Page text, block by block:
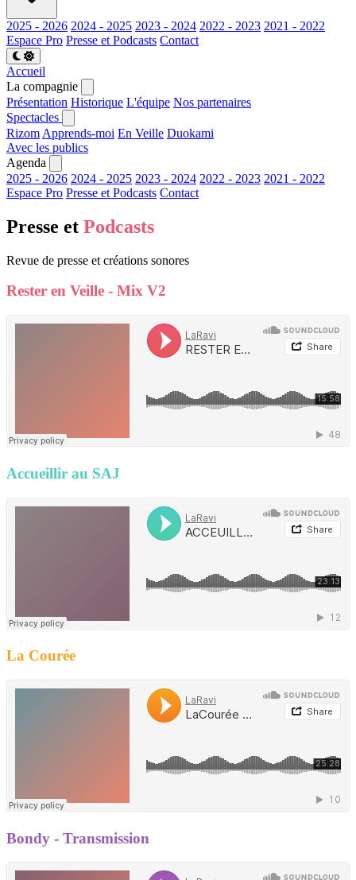
2025 - 2026 2024 - 2025 2023 - 2024 2022 - 2023 2021 - 2022
Espace Pro Presse et Podcasts Contact
Accueil
La compagnie
Présentation Historique L'équipe Nos partenaires
Spectacles
Rizom Apprends-moi En Veille Duokami
Avec les publics
Agenda
2025 - 2026 2024 - 2025 2023 - 2024 2022 - 2023 2021 - 2022
Espace Pro Presse et Podcasts Contact
Presse et Podcasts
Revue de presse et créations sonores
Rester en Veille - Mix V2
Accueillir au SAJ
La Courée
Bondy - Transmission